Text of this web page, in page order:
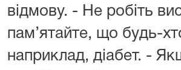
відмову. - Не робіть
пам’ятайте, що будь-
наприклад, діабет. -